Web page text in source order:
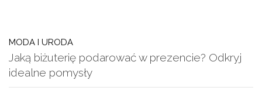
MODA I URODA
Jaką biżuterię podarować w prezencie? Odkryj
idealne pomysły